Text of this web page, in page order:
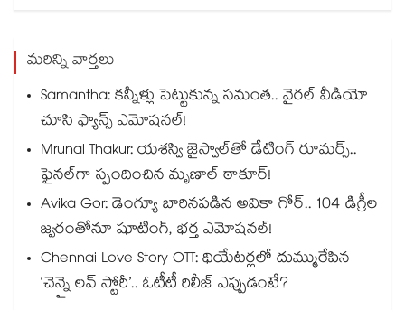
మరిన్ని వార్తలు
Samantha: కన్నీళ్లు పెట్టుకున్న సమంత.. వైరల్ వీడియో
చూసి ఫ్యాన్స్ ఎమోషనల్!
Mrunal Thakur: యశస్వి జైస్వాల్‌తో డేటింగ్ రూమర్స్‌..
ఫైనల్‌గా స్పందించిన మృణాల్ ఠాకూర్!
Avika Gor: డెంగ్యూ బారినపడిన అవికా గోర్.. 104 డిగ్రీల
జ్వరంతోనూ షూటింగ్, భర్త ఎమోషనల్!
Chennai Love Story OTT: థియేటర్లలో దుమ్మురేపిన
‘చెన్నై లవ్ స్టోరీ’.. ఓటీటీ రిలీజ్ ఎప్పుడంటే?